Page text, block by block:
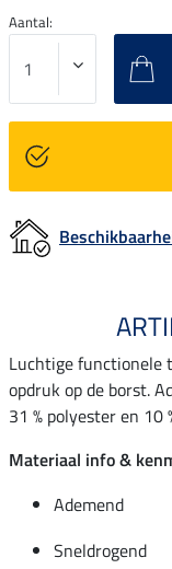
Aantal:
Luchtige functionele
opdruk op de borst.
31 % polyester en 10
Materiaal info &
Ademend
Sneldrogend